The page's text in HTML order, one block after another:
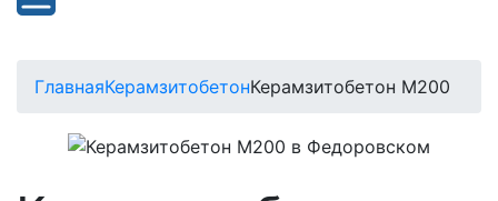
ГлавнаяКерамзитобетонКерамзитобетон М200